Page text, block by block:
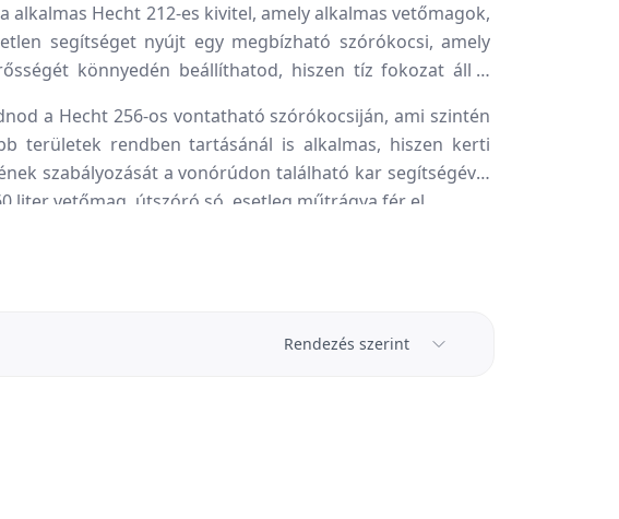
Hecht 212-es kivitel, amely alkalmas vetőmagok,
segítséget nyújt egy megbízható szórókocsi, amely
könnyedén beállíthatod, hiszen tíz fokozat áll a
a Hecht 256-os vontatható szórókocsiján, ami szintén
területek rendben tartásánál is alkalmas, hiszen kerti
szabályozását a vonórúdon található kar segítségével
liter vetőmag, útszóró só, esetleg műtrágya fér el.
Rendezés szerint